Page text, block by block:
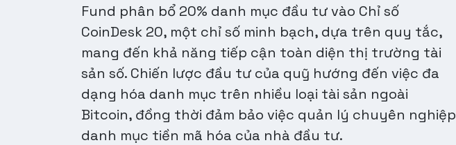
Fund phân bổ 20% danh mục đầu tư vào Chỉ số
CoinDesk 20, một chỉ số minh bạch, dựa trên quy tắc,
mang đến khả năng tiếp cận toàn diện thị trường tài
sản số. Chiến lược đầu tư của quỹ hướng đến việc đa
dạng hóa danh mục trên nhiều loại tài sản ngoài
Bitcoin, đồng thời đảm bảo việc quản lý chuyên nghiệp
danh mục tiền mã hóa của nhà đầu tư.